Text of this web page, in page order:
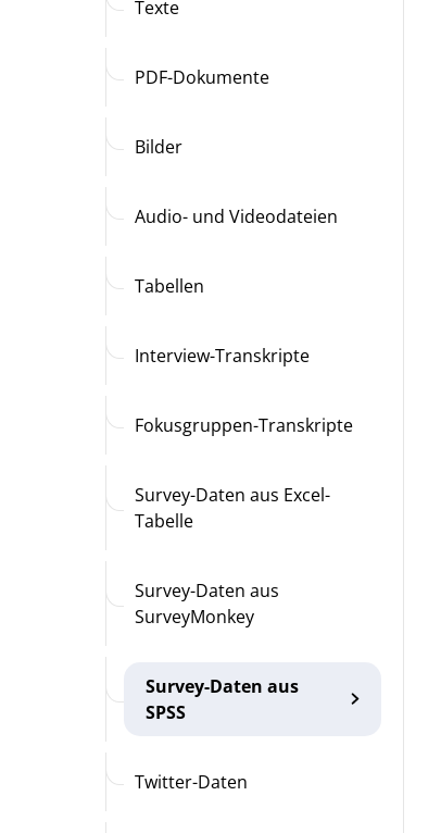
Texte
PDF-Dokumente
Bilder
Audio- und Videodateien
Tabellen
Interview-Transkripte
Fokusgruppen-Transkripte
Survey-Daten aus Excel-
Tabelle
Survey-Daten aus
SurveyMonkey
Survey-Daten aus
SPSS
Twitter-Daten